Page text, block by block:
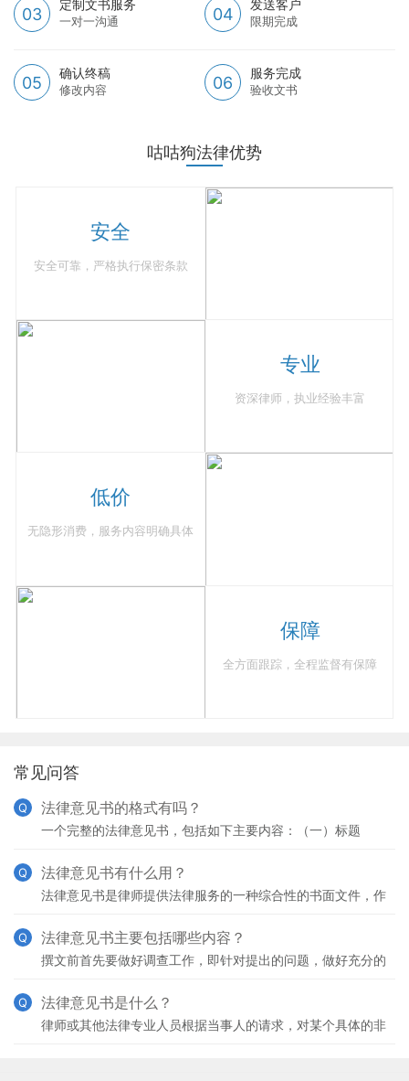
03
定制文书服务
一对一沟通 04
发送客户
限期完成
05
确认终稿
修改内容 06
服务完成
验收文书
咕咕狗法律优势
安全
安全可靠，严格执行保密条款
专业
资深律师，执业经验丰富
低价
无隐形消费，服务内容明确具体
保障
全方面跟踪，全程监督有保障
常见问答
法律意见书的格式有吗？
一个完整的法律意见书，包括如下主要内容：（一）标题
的功能是为正文做铺垫，一般包括如下内容：1、意见依据
2、
Q
法律意见书有什么用？
法律意见书是律师提供法律服务的一种综合性的书面文件，作
案。2、律师以出具法律意见书的方式解答法律询问，应当
Q
法律意见书主要包括哪些内容？
撰文前首先要做好调查工作，即针对提出的问题，做好充分的
到实际部门进行实地调查、查询等。答复要准确，法律依据
Q
法律意见书是什么？
律师或其他法律专业人员根据当事人的请求，对某个具体的非
Q